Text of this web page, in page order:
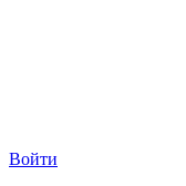
Войти